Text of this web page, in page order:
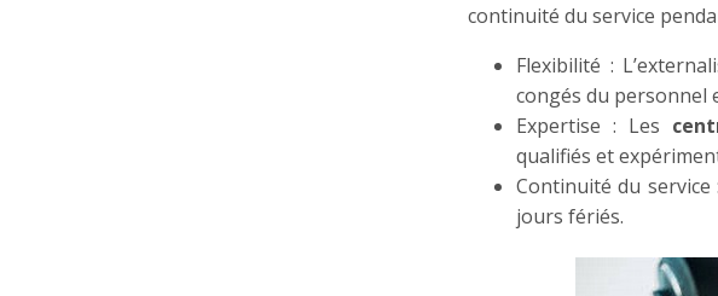
continuité du service
Flexibilité :
congés du personnel
Expertise : Les
qualifiés et
Continuité du
jours fériés.